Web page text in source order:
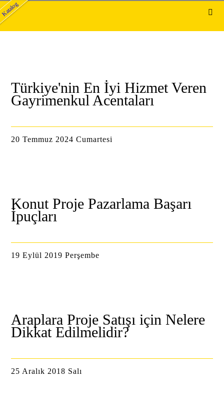
Türkiye'nin En İyi Hizmet Veren
Gayrimenkul Acentaları
20 Temmuz 2024 Cumartesi
Konut Proje Pazarlama Başarı
İpuçları
19 Eylül 2019 Perşembe
Araplara Proje Satışı için Nelere
Dikkat Edilmelidir?
25 Aralık 2018 Salı
Katalog